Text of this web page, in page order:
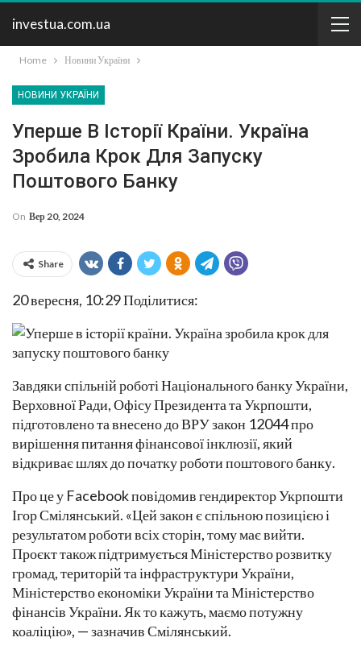
investua.com.ua
Home Новини України
НОВИНИ УКРАЇНИ
Уперше В Історії Країни. Україна
Зробила Крок Для Запуску
Поштового Банку
On Вер 20, 2024
Share
20 вересня, 10:29Поділитися:
Завдяки спільній роботі Національного банку України,
Верховної Ради, Офісу Президента та Укрпошти,
підготовлено та внесено до ВРУ закон 12044 про
вирішення питання фінансової інклюзії, який
відкриває шлях до початку роботи поштового банку.
Про це у Facebook повідомив гендиректор Укрпошти
Ігор Смілянський. «Цей закон є спільною позицією і
результатом роботи всіх сторін, тому має вийти.
Проєкт також підтримується Міністерство розвитку
громад, територій та інфраструктури України,
Міністерство економіки України та Міністерство
фінансів України. Як то кажуть, маємо потужну
коаліцію», — зазначив Смілянський.